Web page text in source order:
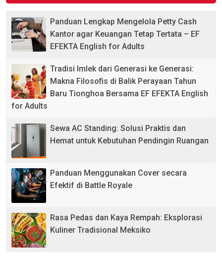
Panduan Lengkap Mengelola Petty Cash
Kantor agar Keuangan Tetap Tertata – EF
EFEKTA English for Adults
Tradisi Imlek dari Generasi ke Generasi:
Makna Filosofis di Balik Perayaan Tahun
Baru Tionghoa Bersama EF EFEKTA English
for Adults
Sewa AC Standing: Solusi Praktis dan
Hemat untuk Kebutuhan Pendingin Ruangan
Panduan Menggunakan Cover secara
Efektif di Battle Royale
Rasa Pedas dan Kaya Rempah: Eksplorasi
Kuliner Tradisional Meksiko